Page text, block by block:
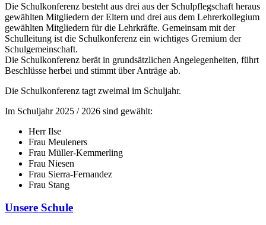
Die Schulkonferenz besteht aus drei aus der Schulpflegschaft heraus
gewählten Mitgliedern der Eltern und drei aus dem Lehrerkollegium
gewählten Mitgliedern für die Lehrkräfte. Gemeinsam mit der
Schulleitung ist die Schulkonferenz ein wichtiges Gremium der
Schulgemeinschaft.
Die Schulkonferenz berät in grundsätzlichen Angelegenheiten, führt
Beschlüsse herbei und stimmt über Anträge ab.
Die Schulkonferenz tagt zweimal im Schuljahr.
Im Schuljahr 2025 / 2026 sind gewählt:
Herr Ilse
Frau Meuleners
Frau Müller-Kemmerling
Frau Niesen
Frau Sierra-Fernandez
Frau Stang
Unsere Schule